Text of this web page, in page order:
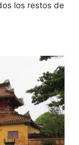
los restos de